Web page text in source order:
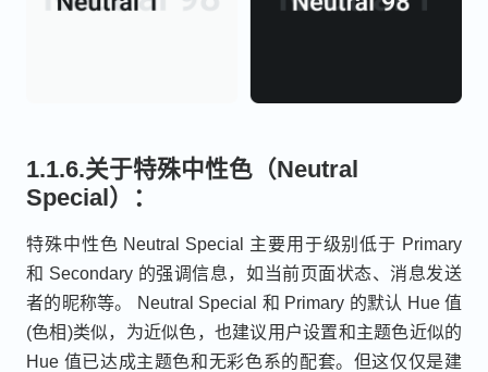
1.1.6.关于特殊中性色（Neutral
Special）：
特殊中性色 Neutral Special 主要用于级别低于 Primary
和 Secondary 的强调信息，如当前页面状态、消息发送
者的昵称等。 Neutral Special 和 Primary 的默认 Hue 值
(色相)类似，为近似色，也建议用户设置和主题色近似的
Hue 值已达成主题色和无彩色系的配套。但这仅仅是建